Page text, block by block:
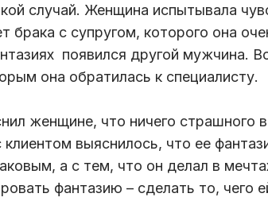
случай. Женщина испытывала
брака с супругом, которого она
появился другой мужчина.
она обратилась к специалисту.
женщине, что ничего страшного
выяснилось, что ее
а с тем, что он делал в
фантазию – сделать то, чего